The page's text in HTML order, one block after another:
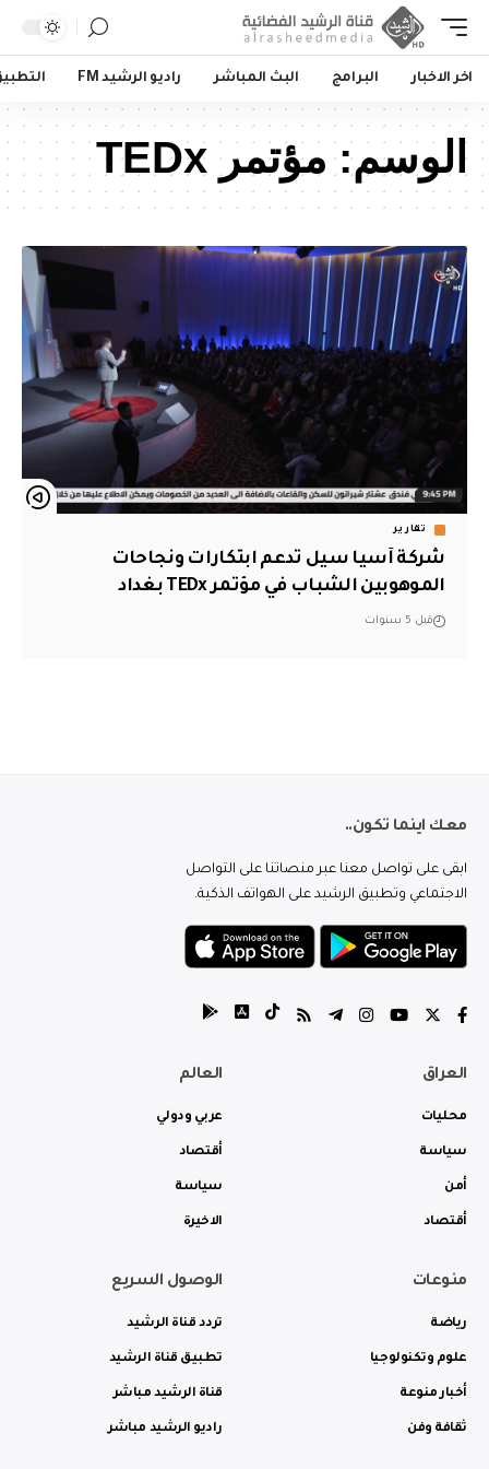
اخر الاخبار البرامج البث المباشر راديو الرشيد FM
الوسم:مؤتمر TEDx
تقارير
شركة آسيا سيل تدعم ابتكارات ونجاحات
الموهوبين الشباب في مؤتمر TEDx بغداد
قبل 5 سنوات
معك اينما تكون..
ابقى على تواصل معنا عبر منصاتنا على التواصل
الاجتماعي وتطبيق الرشيد على الهواتف الذكية.
العراق
محليات
سياسة
أمن
أقتصاد
العالم
عربي ودولي
أقتصاد
سياسة
الاخيرة
منوعات
رياضة
علوم وتكنولوجيا
أخبار منوعة
ثقافة وفن
الوصول السريع
تردد قناة الرشيد
تطبيق قناة الرشيد
قناة الرشيد مباشر
راديو الرشيد مباشر